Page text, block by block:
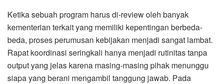
​Ketika sebuah program harus di-review oleh banyak
kementerian terkait yang memiliki kepentingan berbeda-
beda, proses perumusan kebijakan menjadi sangat lambat.
Rapat koordinasi seringkali hanya menjadi rutinitas tanpa
output yang jelas karena masing-masing pihak menunggu
siapa yang berani mengambil tanggung jawab. Pada